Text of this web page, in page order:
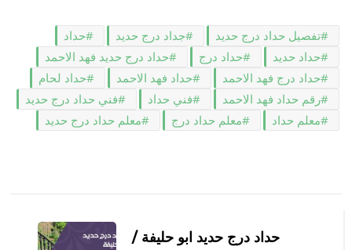
تفصيل حداد درج حديد جداد درج حديد
حداد
حداد حديد
حداد درج
حداد درج حديد فهد الاحمد
حداد درج فهد الاحمد
حداد فهد الاحمد
حداد لحام
رقم حداد فهد الاحمد
فني حداد
فني حداد درج حديد
معلم حداد
معلم حداد درج معلم حداد درج حديد
حداد درج حديد ابو حليفة /